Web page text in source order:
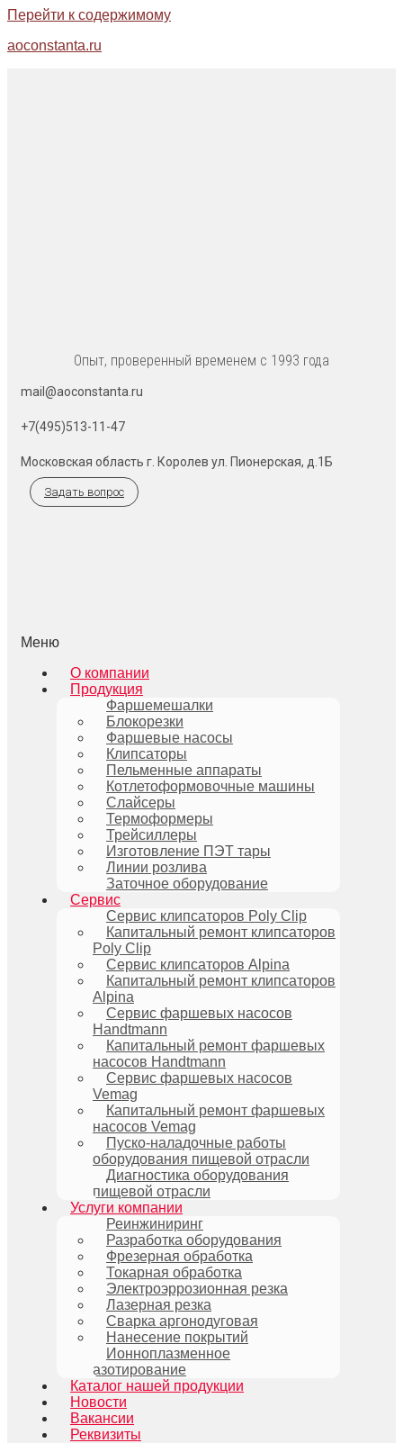
Перейти к содержимому
aoconstanta.ru
Опыт, проверенный временем с 1993 года
mail@aoconstanta.ru
+7(495)513-11-47
Московская область г. Королев ул. Пионерская, д.1Б
Задать вопрос
Меню
О компании
Продукция
Фаршемешалки
Блокорезки
Фаршевые насосы
Клипсаторы
Пельменные аппараты
Котлетоформовочные машины
Слайсеры
Термоформеры
Трейсиллеры
Изготовление ПЭТ тары
Линии розлива
Заточное оборудование
Сервис
Сервис клипсаторов Poly Clip
Капитальный ремонт клипсаторов
Poly Clip
Сервис клипсаторов Alpina
Капитальный ремонт клипсаторов
Alpina
Сервис фаршевых насосов
Handtmann
Капитальный ремонт фаршевых
насосов Handtmann
Сервис фаршевых насосов
Vemag
Капитальный ремонт фаршевых
насосов Vemag
Пуско-наладочные работы
оборудования пищевой отрасли
Диагностика оборудования
пищевой отрасли
Услуги компании
Реинжиниринг
Разработка оборудования
Фрезерная обработка
Токарная обработка
Электроэррозионная резка
Лазерная резка
Сварка аргонодуговая
Нанесение покрытий
Ионноплазменное
азотирование
Каталог нашей продукции
Новости
Вакансии
Реквизиты